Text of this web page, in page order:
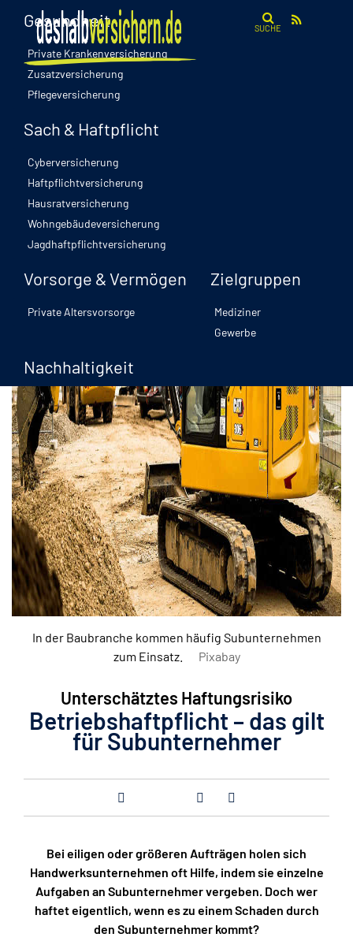
SUCHE
Gesundheit
Private Krankenversicherung
Zusatzversicherung
Pflegeversicherung
Sach & Haftpflicht
Cyberversicherung
Haftpflichtversicherung
Hausratversicherung
Wohngebäudeversicherung
Jagdhaftpflichtversicherung
Vorsorge & Vermögen
Private Altersvorsorge
Zielgruppen
Mediziner
Gewerbe
Nachhaltigkeit
In der Baubranche kommen häufig Subunternehmen
zum Einsatz.
Pixabay
Unterschätztes Haftungsrisiko
Betriebshaftpflicht – das gilt
für Subunternehmer
Bei eiligen oder größeren Aufträgen holen sich
Handwerksunternehmen oft Hilfe, indem sie einzelne
Aufgaben an Subunternehmer vergeben. Doch wer
haftet eigentlich, wenn es zu einem Schaden durch
den Subunternehmer kommt?